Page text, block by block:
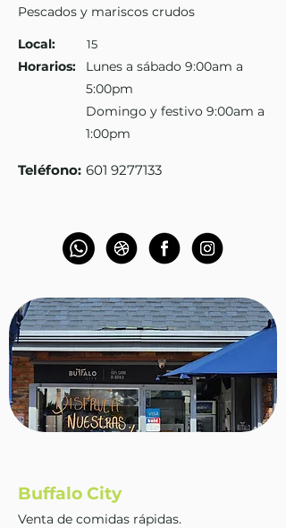
Pescados y mariscos crudos
Local:
Horarios:
15
Lunes a sábado 9:00am a
5:00pm
Domingo y festivo 9:00am a
1:00pm
Teléfono: 601 9277133
Buffalo City
Venta de comidas rápidas.